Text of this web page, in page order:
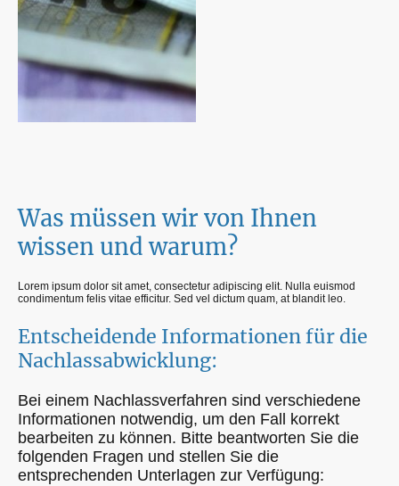
Was müssen wir von Ihnen
wissen und warum?
Lorem ipsum dolor sit amet, consectetur adipiscing elit. Nulla euismod
condimentum felis vitae efficitur. Sed vel dictum quam, at blandit leo.
Entscheidende Informationen für die
Nachlassabwicklung:
Bei einem Nachlassverfahren sind verschiedene
Informationen notwendig, um den Fall korrekt
bearbeiten zu können. Bitte beantworten Sie die
folgenden Fragen und stellen Sie die
entsprechenden Unterlagen zur Verfügung: